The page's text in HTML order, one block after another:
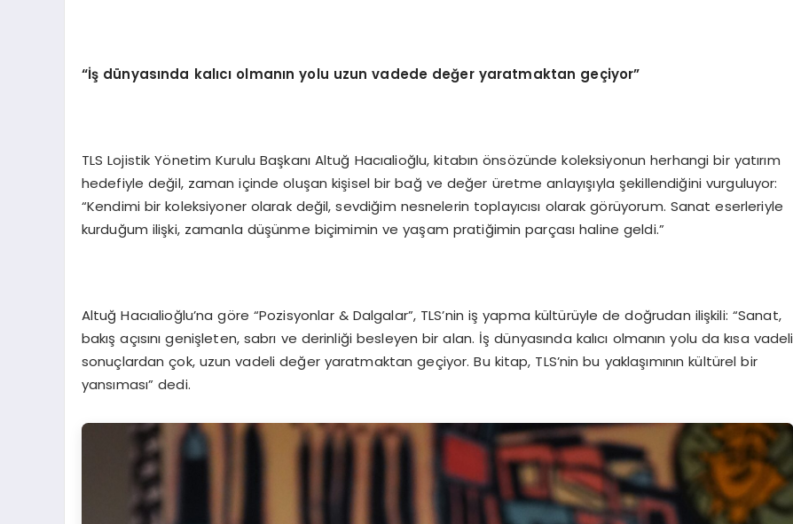
“İş dünyasında kalıcı olmanın yolu uzun vadede değer yaratmaktan geçiyor”
TLS Lojistik Yönetim Kurulu Başkanı Altuğ Hacıalioğlu, kitabın önsözünde koleksiyonun herhangi bir yatırım
hedefiyle değil, zaman içinde oluşan kişisel bir bağ ve değer üretme anlayışıyla şekillendiğini vurguluyor:
“Kendimi bir koleksiyoner olarak değil, sevdiğim nesnelerin toplayıcısı olarak görüyorum. Sanat eserleriyle
kurduğum ilişki, zamanla düşünme biçimimin ve yaşam pratiğimin parçası haline geldi.”
Altuğ Hacıalioğlu’na göre “Pozisyonlar & Dalgalar”, TLS’nin iş yapma kültürüyle de doğrudan ilişkili: “Sanat,
bakış açısını genişleten, sabrı ve derinliği besleyen bir alan. İş dünyasında kalıcı olmanın yolu da kısa vadeli
sonuçlardan çok, uzun vadeli değer yaratmaktan geçiyor. Bu kitap, TLS’nin bu yaklaşımının kültürel bir
yansıması” dedi.